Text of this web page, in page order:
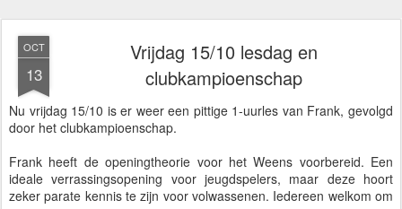
OCT
13
Vrijdag 15/10 lesdag en
clubkampioenschap
Nu vrijdag 15/10 is er weer een pittige 1-uurles van Frank, gevolgd
door het clubkampioenschap.
Frank heeft de openingtheorie voor het Weens voorbereid. Een
ideale verrassingsopening voor jeugdspelers, maar deze hoort
zeker parate kennis te zijn voor volwassenen. Iedereen welkom om